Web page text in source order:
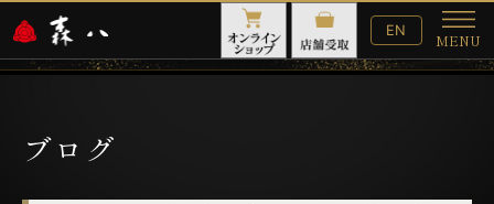
English
Website
EN
MENU
メ
ニ
ブログ